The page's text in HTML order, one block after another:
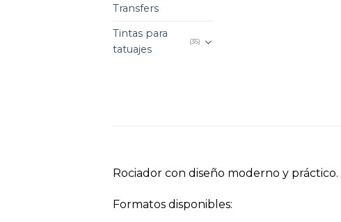
Transfers
Tintas para
tatuajes
(35)
Rociador con diseño moderno y práctico.
Formatos disponibles: